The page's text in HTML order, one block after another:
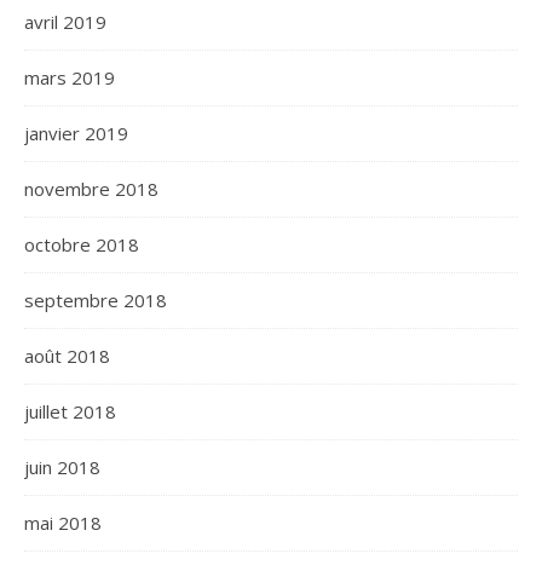
avril 2019
mars 2019
janvier 2019
novembre 2018
octobre 2018
septembre 2018
août 2018
juillet 2018
juin 2018
mai 2018